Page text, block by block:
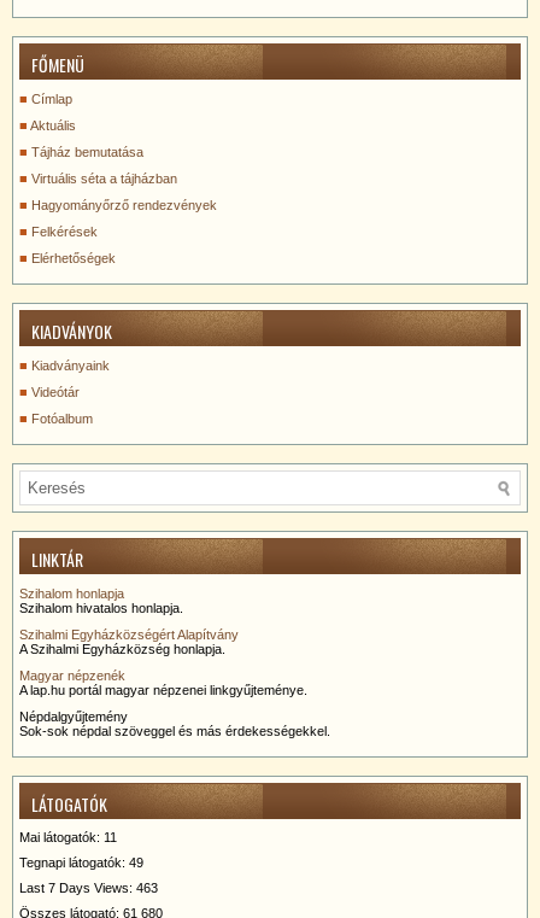
FŐMENÜ
Címlap
Aktuális
Tájház bemutatása
Virtuális séta a tájházban
Hagyományőrző rendezvények
Felkérések
Elérhetőségek
KIADVÁNYOK
Kiadványaink
Videótár
Fotóalbum
LINKTÁR
Szihalom honlapja
Szihalom hivatalos honlapja.
Szihalmi Egyházközségért Alapítvány
A Szihalmi Egyházközség honlapja.
Magyar népzenék
A lap.hu portál magyar népzenei linkgyűjteménye.
Népdalgyűjtemény
Sok-sok népdal szöveggel és más érdekességekkel.
LÁTOGATÓK
Mai látogatók: 11
Tegnapi látogatók: 49
Last 7 Days Views: 463
Összes látogató: 61 680